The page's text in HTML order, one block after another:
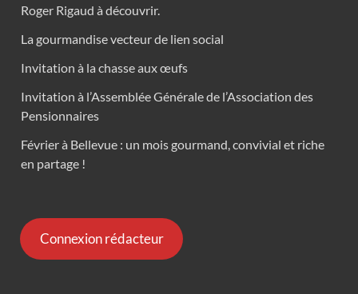
Roger Rigaud à découvrir.
La gourmandise vecteur de lien social
Invitation à la chasse aux œufs
Invitation à l’Assemblée Générale de l’Association des
Pensionnaires
Février à Bellevue : un mois gourmand, convivial et riche
en partage !
Connexion rédacteur